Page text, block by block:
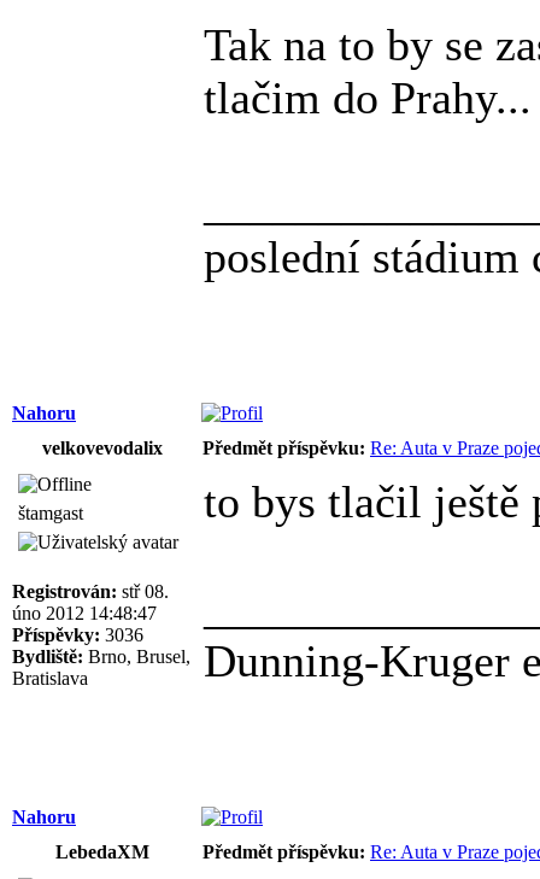
Tak na to by se
tlačim do
poslední stádium
Nahoru
velkovevodalix
Předmět příspěvku: Re: Auta v Praze
štamgast
Registrován: stř 08.
úno 2012 14:48:47
Příspěvky: 3036
Bydliště: Brno, Brusel,
Bratislava
to bys tlačil ještě
Dunning-Kruger
Nahoru
LebedaXM
Předmět příspěvku: Re: Auta v Praze